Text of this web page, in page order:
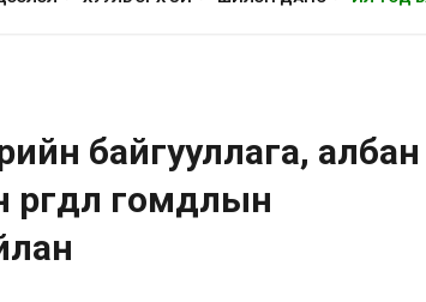
байгууллага, албан
гомдлын